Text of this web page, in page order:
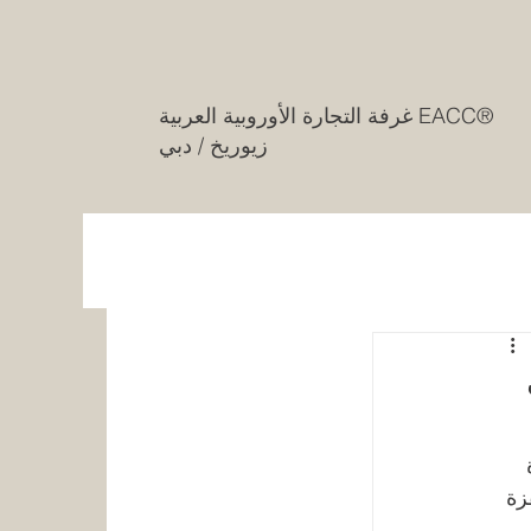
غرفة التجارة الأوروبية العربية EACC®
زيوريخ / دبي
— وهي قفزة